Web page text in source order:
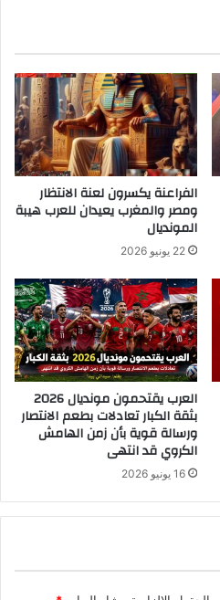
الفراعنة يكسرون لعنة الانتظار
ومصر والمغرب يعيدان للعرب هيبة
المونديال
22 يونيو 2026
العرب يقتحمون مونديال 2026
بثقة الكبار تعادلات بطعم الانتصار
ورسالة قوية بأن زمن الهامش
الكروي قد انتهى
16 يونيو 2026